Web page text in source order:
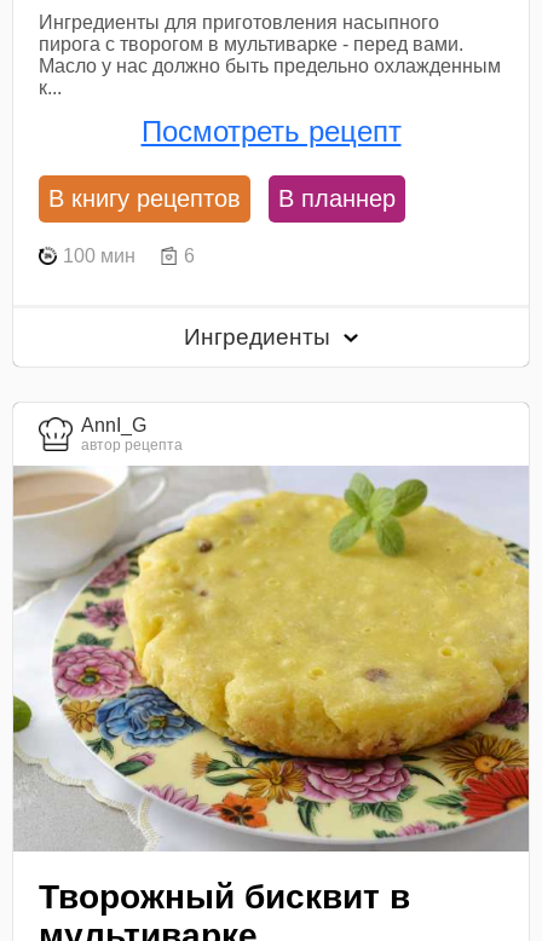
Ингредиенты для приготовления насыпного
пирога с творогом в мультиварке - перед вами.
Масло у нас должно быть предельно охлажденным
к...
Посмотреть рецепт
В книгу рецептов В планнер
100 мин 6
Ингредиенты
AnnI_G
автор рецепта
Творожный бисквит в